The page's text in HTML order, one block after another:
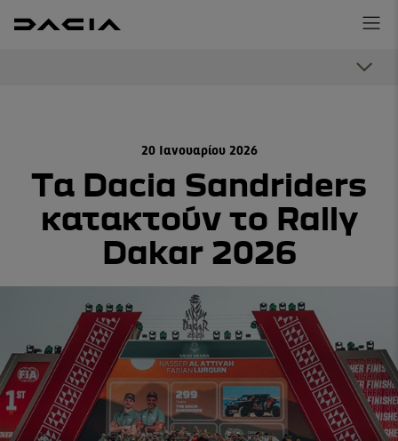
20 Ιανουαρίου 2026
Τα Dacia Sandriders
κατακτούν το Rally
Dakar 2026